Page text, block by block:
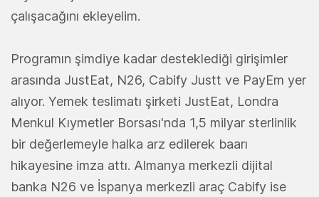
çalışacağını ekleyelim.
Programın şimdiye kadar desteklediği girişimler
arasında JustEat, N26, Cabify Justt ve PayEm yer
alıyor. Yemek teslimatı şirketi JustEat, Londra
Menkul Kıymetler Borsası'nda 1,5 milyar sterlinlik
bir değerlemeyle halka arz edilerek baarı
hikayesine imza attı. Almanya merkezli dijital
banka N26 ve İspanya merkezli araç Cabify ise